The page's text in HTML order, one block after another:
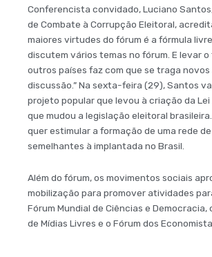
Conferencista convidado, Luciano
de Combate à Corrupção Eleitoral,
maiores virtudes do fórum é a fórmula
discutem vários temas no fórum. E levar o
outros países faz com que se traga novos
discussão.” Na sexta-feira (29), Santos
projeto popular que levou à criação da Lei
que mudou a legislação eleitoral
quer estimular a formação de uma rede
semelhantes à implantada no Brasil.
Além do fórum, os movimentos sociais
mobilização para promover atividades
Fórum Mundial de Ciências e Democracia,
de Mídias Livres e o Fórum dos